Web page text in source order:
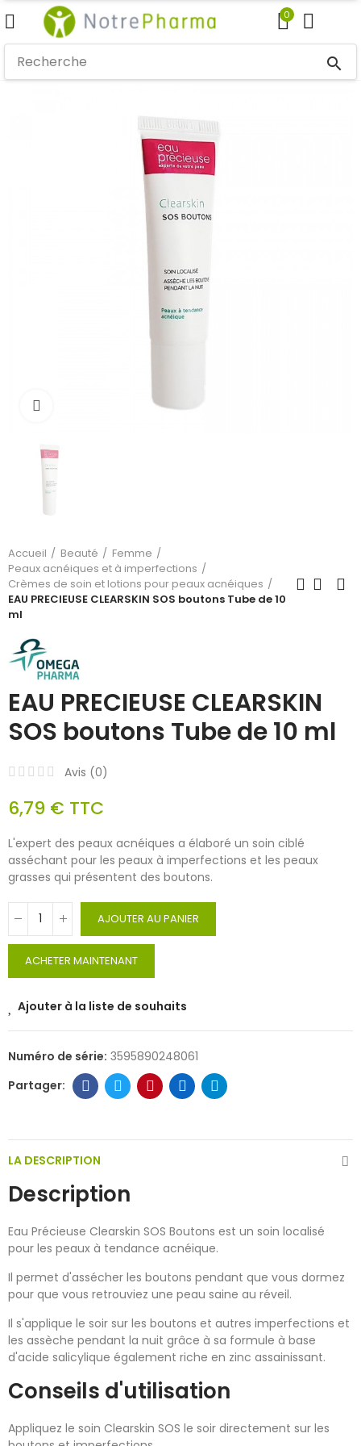
0
search
Cliquez pour agrandir
Accueil Beauté
Femme
Peaux acnéiques et à imperfections
Crèmes de soin et lotions pour peaux acnéiques
EAU PRECIEUSE CLEARSKIN SOS boutons Tube de 10
ml
EAU PRECIEUSE CLEARSKIN
SOS boutons Tube de 10 ml
Avis (0)
6,79 € TTC
L'expert des peaux acnéiques a élaboré un soin ciblé
asséchant pour les peaux à imperfections et les peaux
grasses qui présentent des boutons.
AJOUTER AU PANIER
ACHETER MAINTENANT
Ajouter à la liste de souhaits
Numéro de série: 3595890248061
LA DESCRIPTION
Description
Eau Précieuse Clearskin SOS Boutons est un soin localisé
pour les peaux à tendance acnéique.
Il permet d'assécher les boutons pendant que vous dormez
pour que vous retrouviez une peau saine au réveil.
Il s'applique le soir sur les boutons et autres imperfections et
les assèche pendant la nuit grâce à sa formule à base
d'acide salicylique également riche en zinc assainissant.
Conseils d'utilisation
Appliquez le soin Clearskin SOS le soir directement sur les